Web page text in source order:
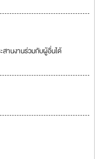
สานงานร่วมกับผู้อื่นได้